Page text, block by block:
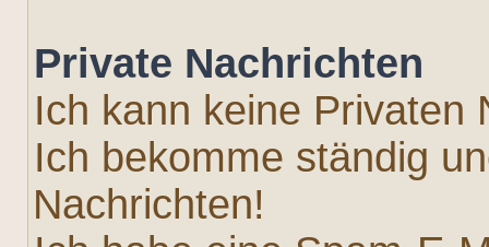
Private Nachrichten
Ich kann keine Privaten
Ich bekomme ständig
Nachrichten!